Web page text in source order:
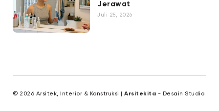
Jerawat
Juli 25, 2026
© 2026 Arsitek, Interior & Konstruksi |Arsitekita - Desain Studio.